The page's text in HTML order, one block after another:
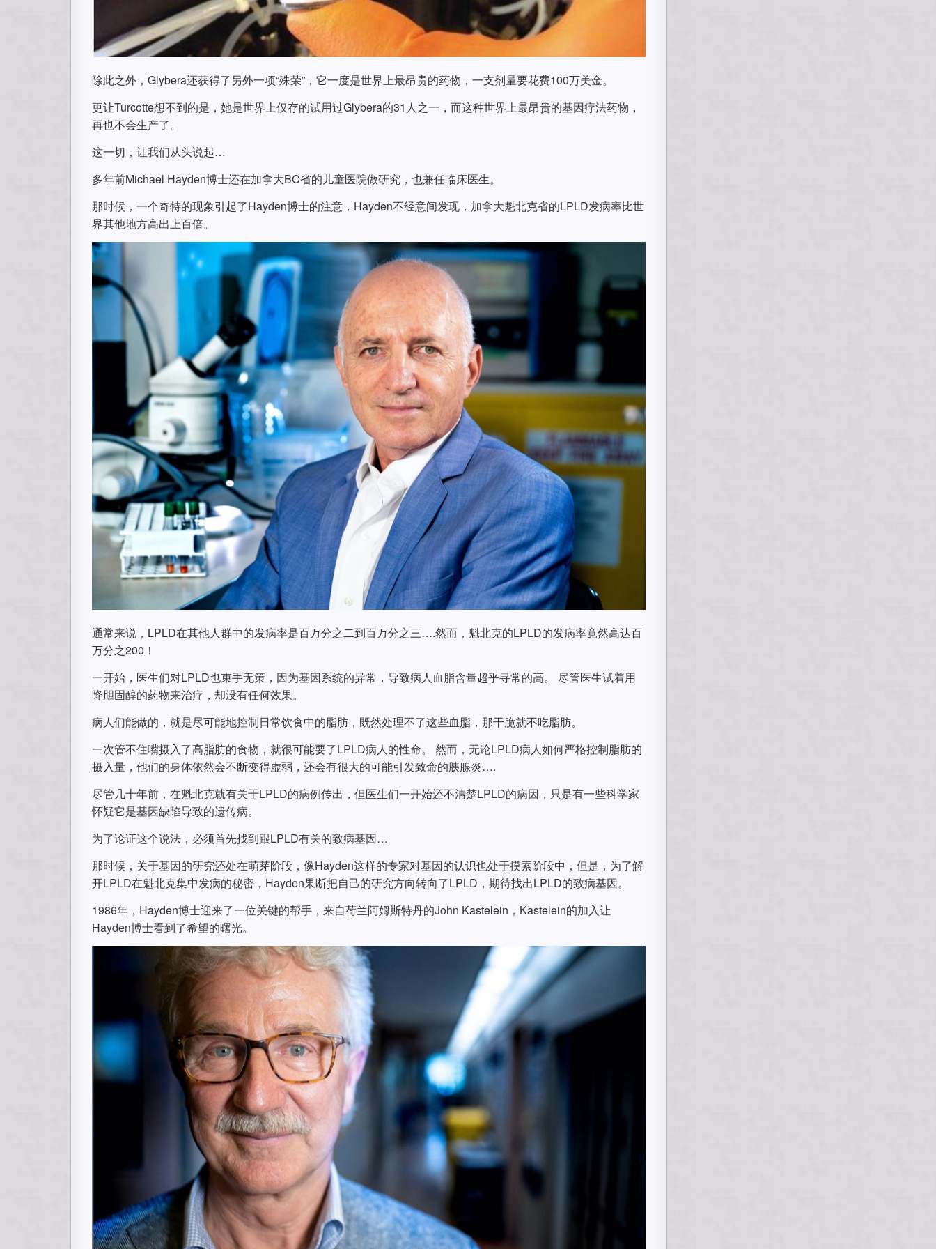
除此之外，Glybera还获得了另外一项“殊荣”，它一度是世界上最昂贵的药物，一支剂量要花费100万美金。
更让Turcotte想不到的是，她是世界上仅存的试用过Glybera的31人之一，而这种世界上最昂贵的基因疗法药物，
再也不会生产了。
这一切，让我们从头说起…
多年前Michael Hayden博士还在加拿大BC省的儿童医院做研究，也兼任临床医生。
那时候，一个奇特的现象引起了Hayden博士的注意，Hayden不经意间发现，加拿大魁北克省的LPLD发病率比世
界其他地方高出上百倍。
通常来说，LPLD在其他人群中的发病率是百万分之二到百万分之三….然而，魁北克的LPLD的发病率竟然高达百
万分之200！
一开始，医生们对LPLD也束手无策，因为基因系统的异常，导致病人血脂含量超乎寻常的高。 尽管医生试着用
降胆固醇的药物来治疗，却没有任何效果。
病人们能做的，就是尽可能地控制日常饮食中的脂肪，既然处理不了这些血脂，那干脆就不吃脂肪。
一次管不住嘴摄入了高脂肪的食物，就很可能要了LPLD病人的性命。 然而，无论LPLD病人如何严格控制脂肪的
摄入量，他们的身体依然会不断变得虚弱，还会有很大的可能引发致命的胰腺炎….
尽管几十年前，在魁北克就有关于LPLD的病例传出，但医生们一开始还不清楚LPLD的病因，只是有一些科学家
怀疑它是基因缺陷导致的遗传病。
为了论证这个说法，必须首先找到跟LPLD有关的致病基因…
那时候，关于基因的研究还处在萌芽阶段，像Hayden这样的专家对基因的认识也处于摸索阶段中，但是，为了解
开LPLD在魁北克集中发病的秘密，Hayden果断把自己的研究方向转向了LPLD，期待找出LPLD的致病基因。
1986年，Hayden博士迎来了一位关键的帮手，来自荷兰阿姆斯特丹的John Kastelein，Kastelein的加入让
Hayden博士看到了希望的曙光。